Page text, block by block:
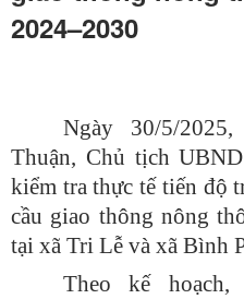
2024–2030
Ngày 30/5/
Thuận, Chủ tịch
kiểm tra thực tế tiến độ
cầu giao thông nông
tại xã Tri Lễ và xã Bình
Theo kế hoạch,